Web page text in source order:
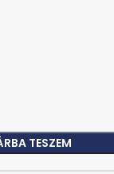
TESZEM